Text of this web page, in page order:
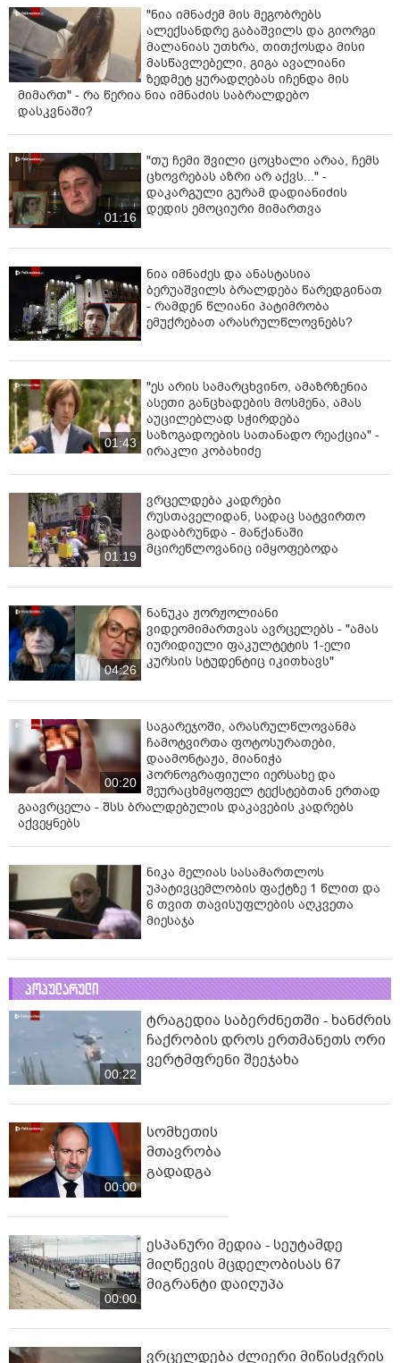
"ნია იმნაძემ მის მეგობრებს
ალექსანდრე გაბაშვილს და გიორგი
მალანიას უთხრა, თითქოსდა მისი
მასწავლებელი, გიგა ავალიანი
ზედმეტ ყურადღებას იჩენდა მის
მიმართ" - რა წერია ნია იმნაძის საბრალდებო
დასკვნაში?
01:16
"თუ ჩემი შვილი ცოცხალი არაა, ჩემს
ცხოვრებას აზრი არ აქვს..." -
დაკარგული გურამ დადიანიძის
დედის ემოციური მიმართვა
ნია იმნაძეს და ანასტასია
ბერუაშვილს ბრალდება წარედგინათ
- რამდენ წლიანი პატიმრობა
ემუქრებათ არასრულწლოვნებს?
01:43
"ეს არის სამარცხვინო, ამაზრზენია
ასეთი განცხადების მოსმენა, ამას
აუცილებლად სჭირდება
საზოგადოების სათანადო რეაქცია" -
ირაკლი კობახიძე
01:19
ვრცელდება კადრები
რუსთაველიდან, სადაც სატვირთო
გადაბრუნდა - მანქანაში
მცირეწლოვანიც იმყოფებოდა
04:26
ნანუკა ჟორჟოლიანი
ვიდეომიმართვას ავრცელებს - "ამას
იურიდიული ფაკულტეტის 1-ელი
კურსის სტუდენტიც იკითხავს"
00:20
საგარეჯოში, არასრულწლოვანმა
ჩამოტვირთა ფოტოსურათები,
დაამონტაჟა, მიანიჭა
პორნოგრაფიული იერსახე და
შეურაცხმყოფელ ტექსტებთან ერთად
გაავრცელა - შსს ბრალდებულის დაკავების კადრებს
აქვეყნებს
ნიკა მელიას სასამართლოს
უპატივცემლობის ფაქტზე 1 წლით და
6 თვით თავისუფლების აღკვეთა
მიესაჯა
პოპულარული
00:22
ტრაგედია საბერძნეთში - ხანძრის
ჩაქრობის დროს ერთმანეთს ორი
ვერტმფრენი შეეჯახა
00:00
სომხეთის
მთავრობა
გადადგა
00:00
ესპანური მედია - სეუტამდე
მიღწევის მცდელობისას 67
მიგრანტი დაიღუპა
ვრცელდება ძლიერი მიწისძვრის